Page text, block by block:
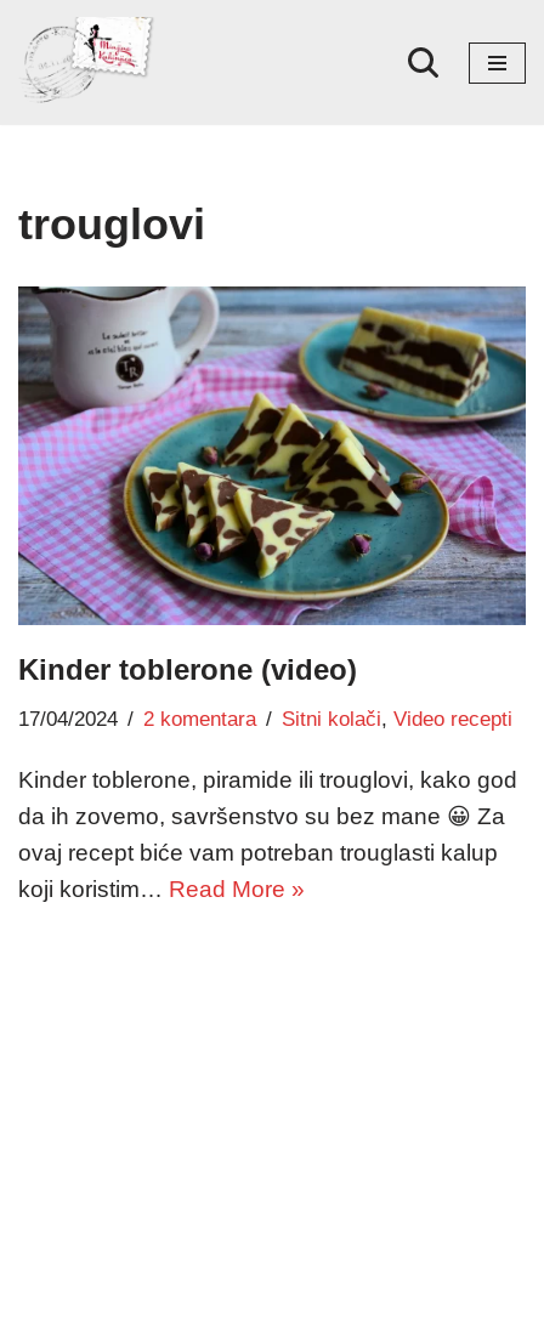
Skoči
na
trouglovi
Kinder toblerone (video)
17/04/2024 2 komentara Sitni kolači, Video recepti
Kinder toblerone, piramide ili trouglovi, kako god
da ih zovemo, savršenstvo su bez mane 😀 Za
ovaj recept biće vam potreban trouglasti kalup
koji koristim… Read More »